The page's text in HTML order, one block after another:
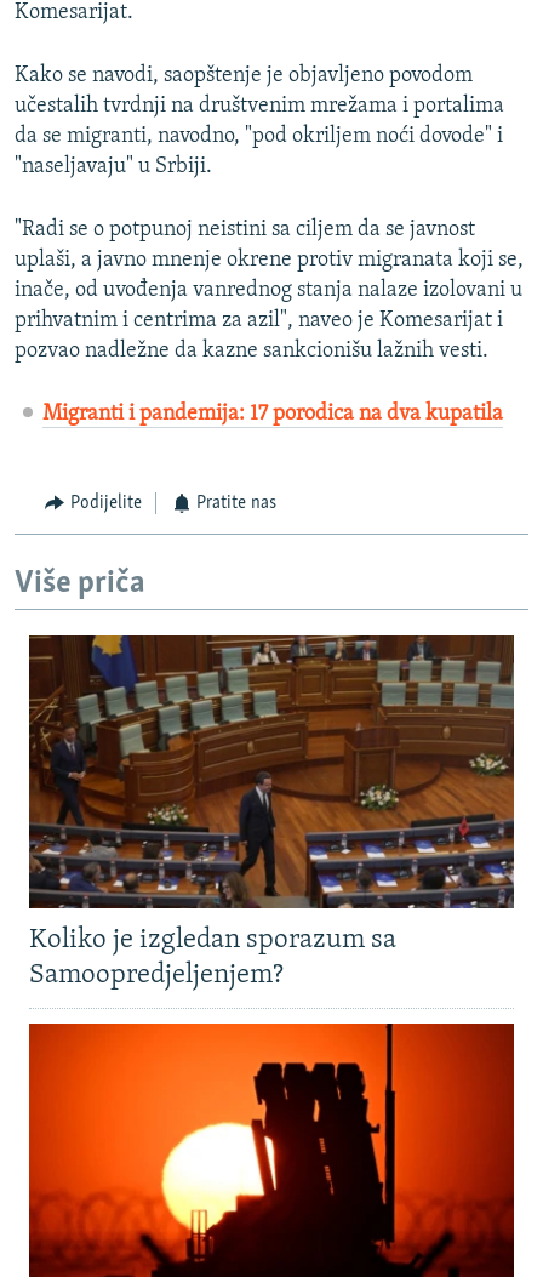
Komesarijat.
Kako se navodi, saopštenje je objavljeno povodom
učestalih tvrdnji na društvenim mrežama i portalima
da se migranti, navodno, "pod okriljem noći dovode" i
"naseljavaju" u Srbiji.
"Radi se o potpunoj neistini sa ciljem da se javnost
uplaši, a javno mnenje okrene protiv migranata koji se,
inače, od uvođenja vanrednog stanja nalaze izolovani u
prihvatnim i centrima za azil", naveo je Komesarijat i
pozvao nadležne da kazne sankcionišu lažnih vesti.
Migranti i pandemija: 17 porodica na dva kupatila
Podijelite Pratite nas
Više priča
Koliko je izgledan sporazum sa
Samoopredjeljenjem?